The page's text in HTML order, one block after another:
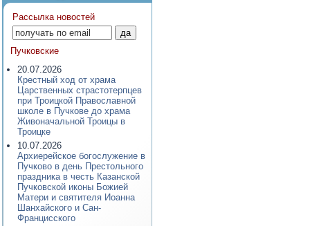
Рассылка новостей
Пучковские
20.07.2026
Крестный ход от храма
Царственных страстотерпцев
при Троицкой Православной
школе в Пучкове до храма
Живоначальной Троицы в
Троицке
10.07.2026
Архиерейское богослужение в
Пучково в день Престольного
праздника в честь Казанской
Пучковской иконы Божией
Матери и святителя Иоанна
Шанхайского и Сан-
Францисского